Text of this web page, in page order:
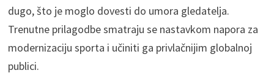
dugo, što je moglo dovesti do umora gledatelja.
Trenutne prilagodbe smatraju se nastavkom napora za
modernizaciju sporta i učiniti ga privlačnijim globalnoj
publici.